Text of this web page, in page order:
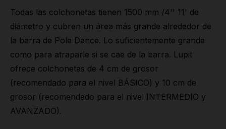
Todas las colchonetas tienen 1500 mm /4'' 11' de
diámetro y cubren un área más grande alrededor de
la barra de Pole Dance. Lo suficientemente grande
como para atraparle si se cae de la barra. Lupit
ofrece colchonetas de 4 cm de grosor
(recomendado para el nivel BÁSICO) y 10 cm de
grosor (recomendado para el nivel INTERMEDIO y
AVANZADO).